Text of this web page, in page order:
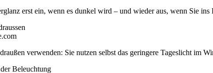
erst ein, wenn es dunkel wird – und wieder aus, wenn Sie
verwenden: Sie nutzen selbst das geringere Tageslicht im